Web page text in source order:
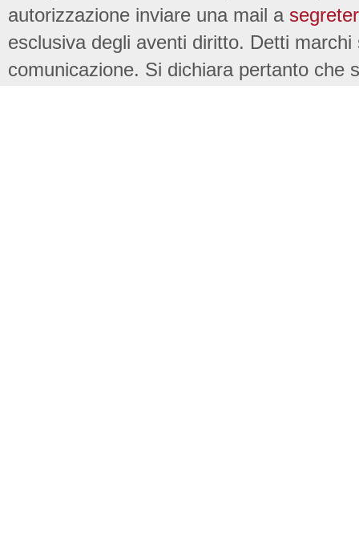
autorizzazione inviare una mail a
esclusiva degli aventi diritto. Detti
comunicazione. Si dichiara pertanto che